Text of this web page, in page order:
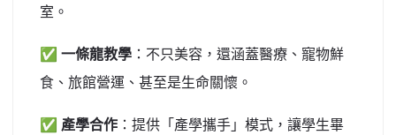
室。
✅ 一條龍教學 ：不只美容，還涵蓋醫療、寵物鮮
食、旅館營運、甚至是生命關懷。
✅ 產學合作 ：提供「產學攜手」模式，讓學生畢